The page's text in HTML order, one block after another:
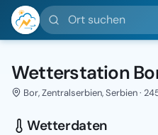
Ort suchen
Wetterstation
Bor, Zentralserbien, Serbien ·
Wetterdaten